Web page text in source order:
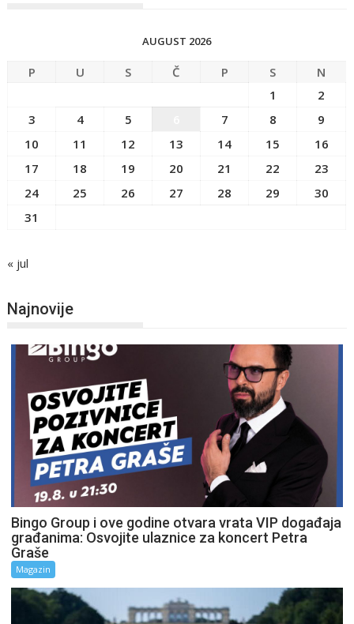
AUGUST 2026
P U S Č P S
N
1
2
3
4 5 7 8
9
10
11 12 13 14 15
16
17
18 19 20 21 22
23
24
25 26 27 28 29
30
31
« jul
Najnovije
Bingo Group i ove godine otvara vrata VIP događaja
građanima: Osvojite ulaznice za koncert Petra
Graše
Magazin